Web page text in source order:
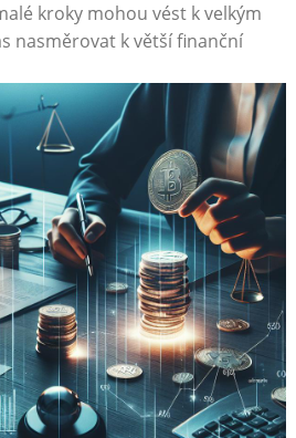
kroky mohou vést k velkým
nasměrovat k⁣ větší‍ finanční